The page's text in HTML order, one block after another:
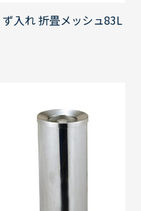
ず入れ 折畳メッシュ83L